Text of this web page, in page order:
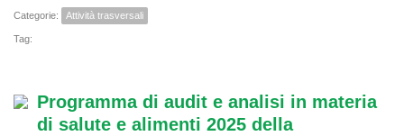
Categorie: Attività trasversali
Tag:
Programma di audit e analisi in materia
di salute e alimenti 2025 della